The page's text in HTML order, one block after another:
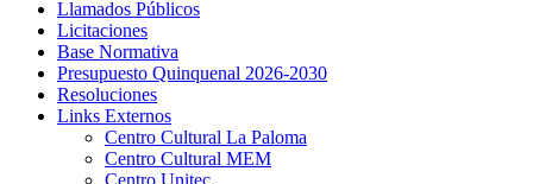
Llamados Públicos
Licitaciones
Base Normativa
Presupuesto Quinquenal 2026-2030
Resoluciones
Links Externos
Centro Cultural La Paloma
Centro Cultural MEM
Centro Unitec